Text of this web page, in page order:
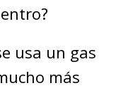
usa un gas
más